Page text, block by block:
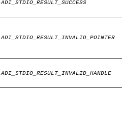
ADI_STDIO_RESULT_SUCCESS
ADI_STDIO_RESULT_INVALID_POINTER
ADI_STDIO_RESULT_INVALID_HANDLE